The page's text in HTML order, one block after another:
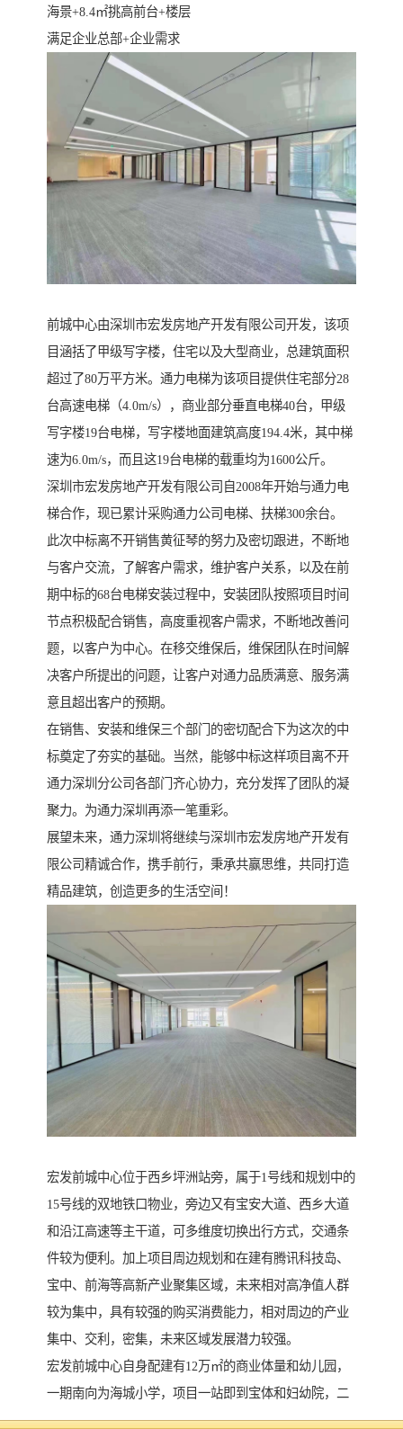
海景+8.4㎡挑高前台+楼层
满足企业总部+企业需求
前城中心由深圳市宏发房地产开发有限公司开发，该项
目涵括了甲级写字楼，住宅以及大型商业，总建筑面积
超过了80万平方米。通力电梯为该项目提供住宅部分28
台高速电梯（4.0m/s），商业部分垂直电梯40台，甲级
写字楼19台电梯，写字楼地面建筑高度194.4米，其中梯
速为6.0m/s，而且这19台电梯的载重均为1600公斤。
深圳市宏发房地产开发有限公司自2008年开始与通力电
梯合作，现已累计采购通力公司电梯、扶梯300余台。
此次中标离不开销售黄征琴的努力及密切跟进，不断地
与客户交流，了解客户需求，维护客户关系，以及在前
期中标的68台电梯安装过程中，安装团队按照项目时间
节点积极配合销售，高度重视客户需求，不断地改善问
题，以客户为中心。在移交维保后，维保团队在时间解
决客户所提出的问题，让客户对通力品质满意、服务满
意且超出客户的预期。
在销售、安装和维保三个部门的密切配合下为这次的中
标奠定了夯实的基础。当然，能够中标这样项目离不开
通力深圳分公司各部门齐心协力，充分发挥了团队的凝
聚力。为通力深圳再添一笔重彩。
展望未来，通力深圳将继续与深圳市宏发房地产开发有
限公司精诚合作，携手前行，秉承共赢思维，共同打造
精品建筑，创造更多的生活空间！
宏发前城中心位于西乡坪洲站旁，属于1号线和规划中的
15号线的双地铁口物业，旁边又有宝安大道、西乡大道
和沿江高速等主干道，可多维度切换出行方式，交通条
件较为便利。加上项目周边规划和在建有腾讯科技岛、
宝中、前海等高新产业聚集区域，未来相对高净值人群
较为集中，具有较强的购买消费能力，相对周边的产业
集中、交利，密集，未来区域发展潜力较强。
宏发前城中心自身配建有12万㎡的商业体量和幼儿园，
一期南向为海城小学，项目一站即到宝体和妇幼院，二
站即到宝中，四站即到前海，周边市政配套较为齐全，